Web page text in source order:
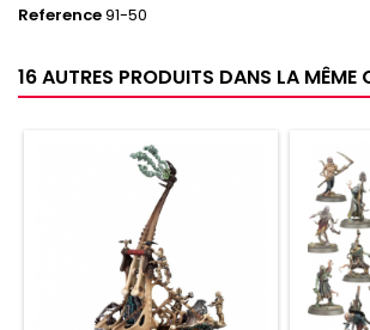
Reference91-50
16 AUTRES PRODUITS DANS LA MÊME